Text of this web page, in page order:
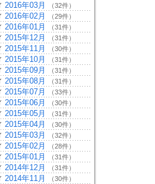
2016年03月 （32件）
2016年02月 （29件）
2016年01月 （31件）
2015年12月 （31件）
2015年11月 （30件）
2015年10月 （31件）
2015年09月 （31件）
2015年08月 （31件）
2015年07月 （33件）
2015年06月 （30件）
2015年05月 （31件）
2015年04月 （30件）
2015年03月 （32件）
2015年02月 （28件）
2015年01月 （31件）
2014年12月 （31件）
2014年11月 （30件）